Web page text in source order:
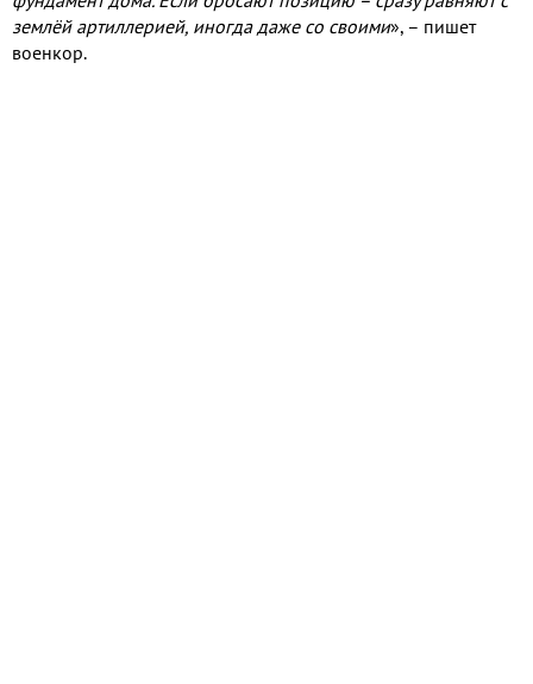
землёй артиллерией, иногда даже со своими», – пишет
военкор.